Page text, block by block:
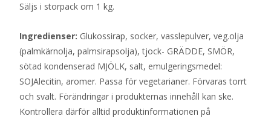
Säljs i storpack om 1 kg.
Ingredienser: Glukossirap, socker, vasslepulver, veg.olja
(palmkärnolja, palmsirapsolja), tjock- GRÄDDE, SMÖR,
sötad kondenserad MJÖLK, salt, emulgeringsmedel:
SOJAlecitin, aromer. Passa för vegetarianer. Förvaras torrt
och svalt. Förändringar i produkternas innehåll kan ske.
Kontrollera därför alltid produktinformationen på